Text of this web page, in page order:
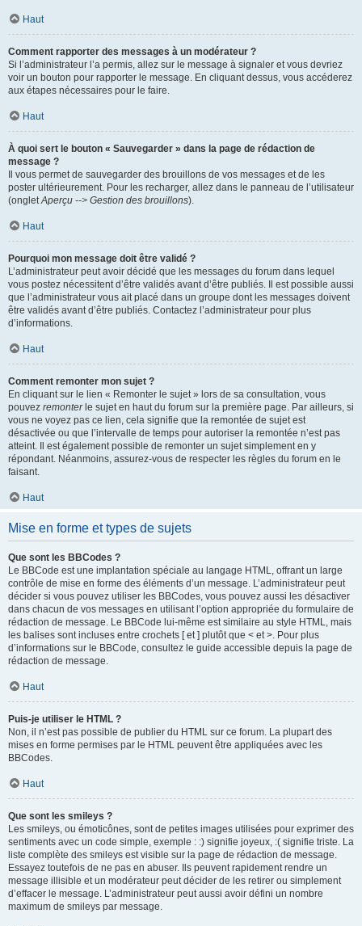
Haut
Comment rapporter des messages à un modérateur ?
Si l’administrateur l’a permis, allez sur le message à signaler et vous devriez
voir un bouton pour rapporter le message. En cliquant dessus, vous accéderez
aux étapes nécessaires pour le faire.
Haut
À quoi sert le bouton « Sauvegarder » dans la page de rédaction de
message ?
Il vous permet de sauvegarder des brouillons de vos messages et de les
poster ultérieurement. Pour les recharger, allez dans le panneau de l’utilisateur
(ongletAperçu --> Gestion des brouillons).
Haut
Pourquoi mon message doit être validé ?
L’administrateur peut avoir décidé que les messages du forum dans lequel
vous postez nécessitent d’être validés avant d’être publiés. Il est possible aussi
que l’administrateur vous ait placé dans un groupe dont les messages doivent
être validés avant d’être publiés. Contactez l’administrateur pour plus
d’informations.
Haut
Comment remonter mon sujet ?
En cliquant sur le lien « Remonter le sujet » lors de sa consultation, vous
pouvez remonterle sujet en haut du forum sur la première page. Par ailleurs, si
vous ne voyez pas ce lien, cela signifie que la remontée de sujet est
désactivée ou que l’intervalle de temps pour autoriser la remontée n’est pas
atteint. Il est également possible de remonter un sujet simplement en y
répondant. Néanmoins, assurez-vous de respecter les règles du forum en le
faisant.
Haut
Mise en forme et types de sujets
Que sont les BBCodes ?
Le BBCode est une implantation spéciale au langage HTML, offrant un large
contrôle de mise en forme des éléments d’un message. L’administrateur peut
décider si vous pouvez utiliser les BBCodes, vous pouvez aussi les désactiver
dans chacun de vos messages en utilisant l’option appropriée du formulaire de
rédaction de message. Le BBCode lui-même est similaire au style HTML, mais
les balises sont incluses entre crochets [ et ] plutôt que < et >. Pour plus
d’informations sur le BBCode, consultez le guide accessible depuis la page de
rédaction de message.
Haut
Puis-je utiliser le HTML ?
Non, il n’est pas possible de publier du HTML sur ce forum. La plupart des
mises en forme permises par le HTML peuvent être appliquées avec les
BBCodes.
Haut
Que sont les smileys ?
Les smileys, ou émoticônes, sont de petites images utilisées pour exprimer des
sentiments avec un code simple, exemple : :) signifie joyeux, :( signifie triste. La
liste complète des smileys est visible sur la page de rédaction de message.
Essayez toutefois de ne pas en abuser. Ils peuvent rapidement rendre un
message illisible et un modérateur peut décider de les retirer ou simplement
d’effacer le message. L’administrateur peut aussi avoir défini un nombre
maximum de smileys par message.